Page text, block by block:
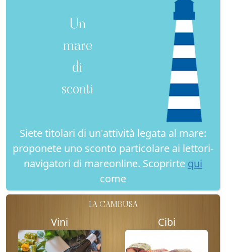
Un
mare
di
sconti
Siete titolari di un'attività legata al mare:
proponete uno sconto particolare ai lettori-
navigatori di mareonline. Scoprirte qui
come
LA CAMBUSA
Vini Cibi